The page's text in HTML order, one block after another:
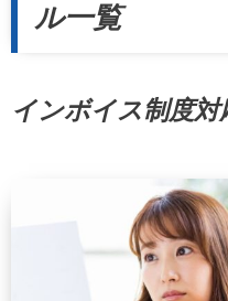
ル一覧
インボイス制度